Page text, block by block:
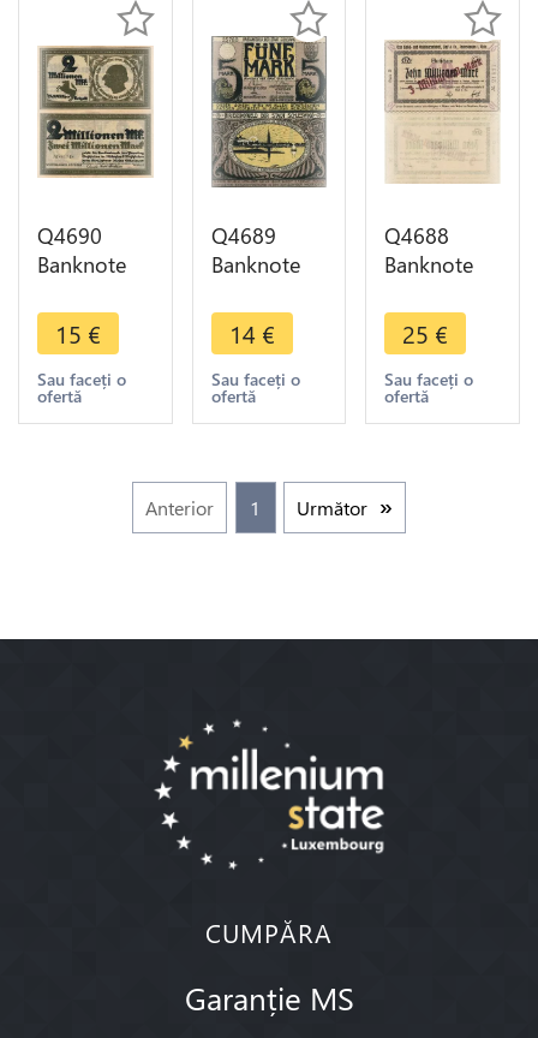
Q4690
Banknote
Münster 2
Millionen
Mark
Landesbank
15 €
Sau faceți o
ofertă
Q4689
Banknote
Schleswig 5
Mark 1918
- Make
Offer
14 €
Sau faceți o
ofertă
Q4688
Banknote
Ichtershausen
3 Milliarden
10
Millionen
25 €
Sau faceți o
ofertă
Anterior 1 Următor
CUMPĂRA
Garanție MS